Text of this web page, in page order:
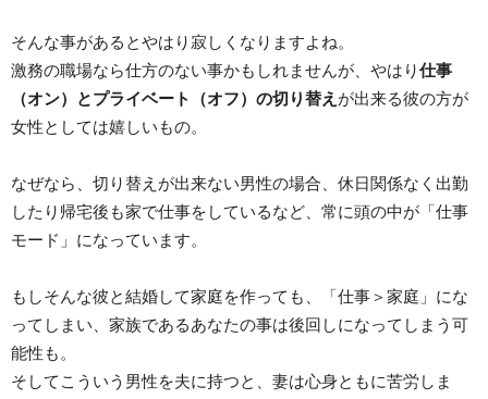
そんな事があるとやはり寂しくなりますよね。
激務の職場なら仕方のない事かもしれませんが、やはり仕事
（オン）とプライベート（オフ）の切り替え が出来る彼の方が
女性としては嬉しいもの。
なぜなら、切り替えが出来ない男性の場合、休日関係なく出勤
したり帰宅後も家で仕事をしているなど、常に頭の中が「仕事
モード」になっています。
もしそんな彼と結婚して家庭を作っても、「仕事＞家庭」にな
ってしまい、家族であるあなたの事は後回しになってしまう可
能性も。
そしてこういう男性を夫に持つと、妻は心身ともに苦労しま